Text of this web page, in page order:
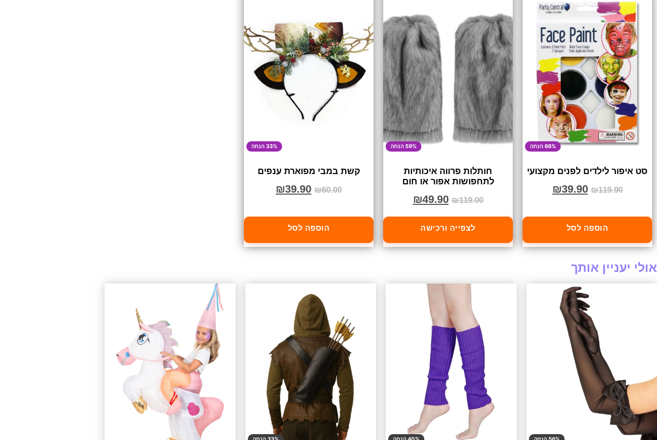
66% הנחה
סט איפור לילדים לפנים מקצועי
₪119.90
₪39.90
הוספה לסל
59% הנחה
חותלות פרווה איכותיות
לתחפושות אפור או חום
₪119.00
₪49.90
לצפייה ורכישה
33% הנחה
קשת במבי מפוארת ענפים
₪60.00
₪39.90
הוספה לסל
אולי יעניין אותך